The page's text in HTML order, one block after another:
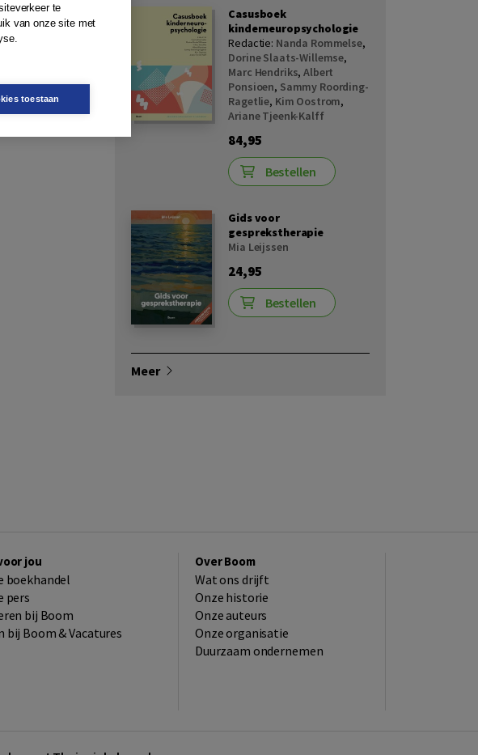
Casusboek
kinderneuropsychologie
Redactie: Nanda Rommelse,
Dorine Slaats-Willemse,
Marc Hendriks,Albert
Ponsioen, Sammy Roording-
Ragetlie, Kim Oostrom,
Ariane Tjeenk-Kalff
84,95
Bestellen
Gids voor
gesprekstherapie
Mia Leijssen
24,95
Bestellen
Meer
jou
boekhandel
pers
bij Boom
bij Boom & Vacatures
Over Boom
Wat ons drijft
Onze historie
Onze auteurs
Onze organisatie
Duurzaam ondernemen
te
van onze site met
toestaan